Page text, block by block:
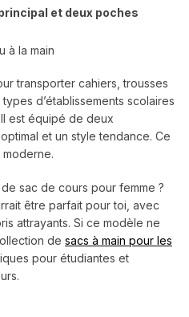
et deux poches
à la main
transporter cahiers, trousses
d’établissements scolaires
est équipé de deux
et un style tendance. Ce
sac de cours pour femme ?
être parfait pour toi, avec
attrayants. Si ce modèle ne
de sacs à main pour les
pour étudiantes et